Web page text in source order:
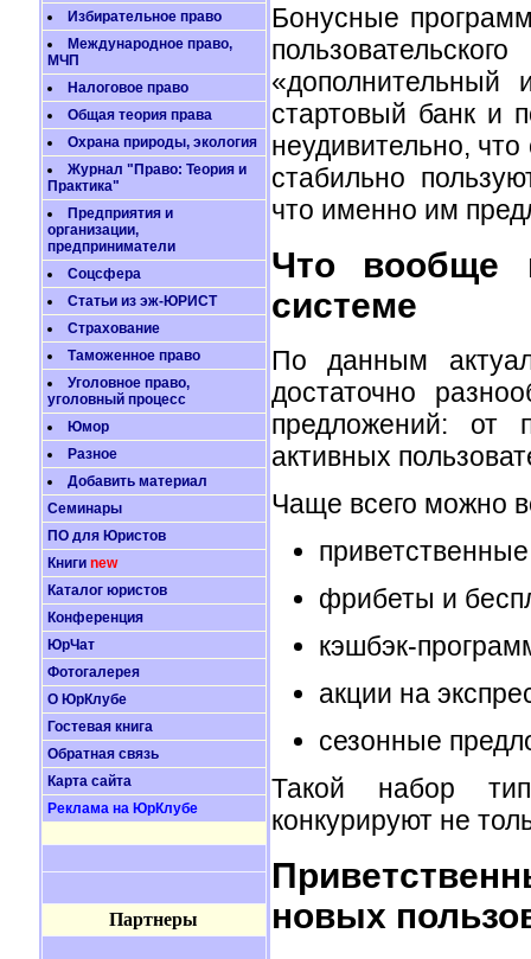
Избирательное право
Международное право,
МЧП
Налоговое право
Общая теория права
Охрана природы, экология
Журнал "Право: Теория и
Практика"
Предприятия и
организации,
предприниматели
Соцсфера
Статьи из эж-ЮРИСТ
Страхование
Таможенное право
Уголовное право,
уголовный процесс
Юмор
Разное
Добавить материал
Семинары
ПО для Юристов
Книги new
Каталог юристов
Конференция
ЮрЧат
Фотогалерея
О ЮрКлубе
Гостевая книга
Обратная связь
Карта сайта
Реклама на ЮрКлубе
Партнеры
Бонусные
«дополнительный
стартовый банк и
неудивительно,
стабильно
что именно им
Что вообще
системе
По данным
достаточно
предложений: от
активных
Чаще всего можно
фрибеты и
кэшбэк-
акции на
сезонные
Такой набор
конкурируют не
новых